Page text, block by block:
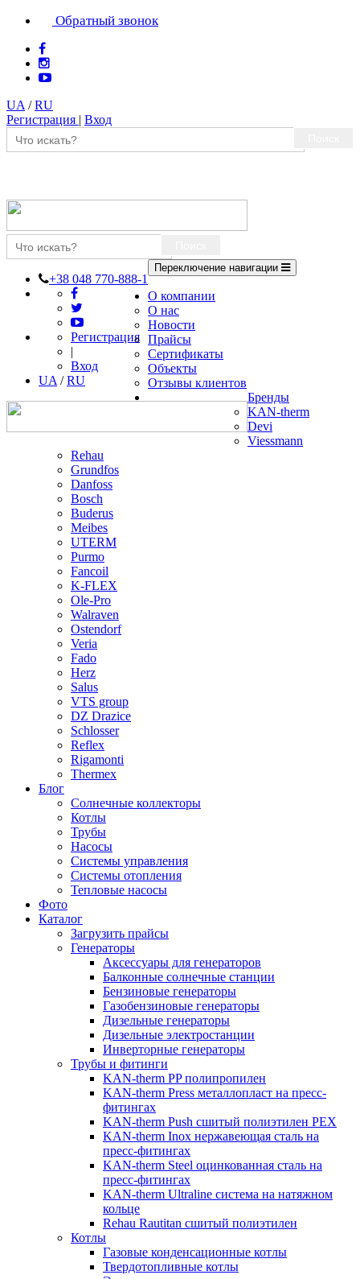
Обратный звонок
UA /RU
Регистрация | Вход
+38 048 770-888-1
Регистрация
|
Вход
UA /RU
Переключение навигации
О компании
О нас
Новости
Прайсы
Сертификаты
Объекты
Отзывы клиентов
Бренды
KAN-therm
Devi
Viessmann
Rehau
Grundfos
Danfoss
Bosch
Buderus
Meibes
UTERM
Purmo
Fancoil
K-FLEX
Ole-Pro
Walraven
Ostendorf
Veria
Fado
Herz
Salus
VTS group
DZ Drazice
Schlosser
Reflex
Rigamonti
Thermex
Блог
Солнечные коллекторы
Котлы
Трубы
Насосы
Системы управления
Системы отопления
Тепловые насосы
Фото
Каталог
Загрузить прайсы
Генераторы
Аксессуары для генераторов
Балконные солнечные станции
Бензиновые генераторы
Газобензиновые генераторы
Дизельные генераторы
Дизельные электростанции
Инверторные генераторы
Трубы и фитинги
KAN-therm PP полипропилен
KAN-therm Рress металлопласт на пресс-
фитингах
KAN-therm Push сшитый полиэтилен PEX
KAN-therm Inox нержавеющая сталь на
пресс-фитингах
KAN-therm Steel оцинкованная сталь на
пресс-фитингах
KAN-therm Ultraline система на натяжном
кольце
Rehau Rautitan сшитый полиэтилен
Котлы
Газовые конденсационные котлы
Твердотопливные котлы